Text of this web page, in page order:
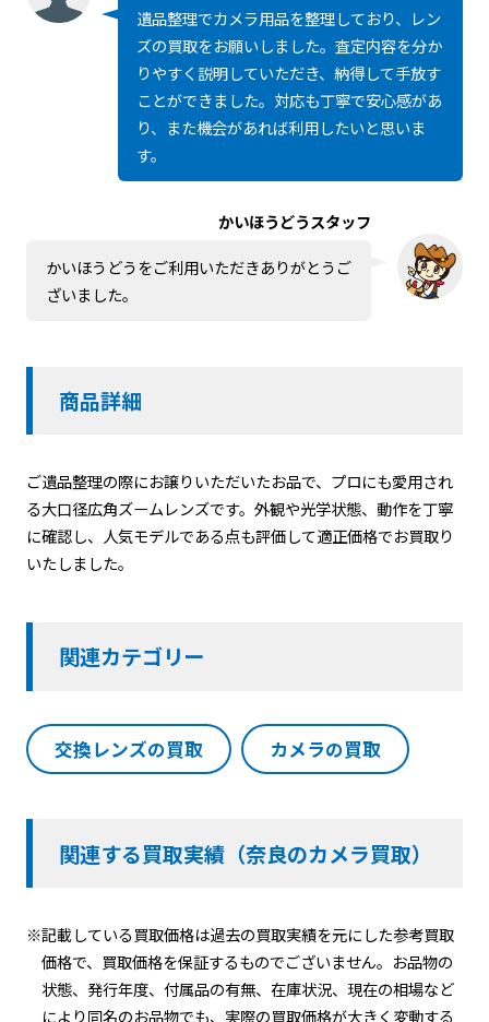
遺品整理でカメラ用品を整理しており、レン
ズの買取をお願いしました。査定内容を分か
りやすく説明していただき、納得して手放す
ことができました。対応も丁寧で安心感があ
り、また機会があれば利用したいと思いま
す。
かいほうどうスタッフ
かいほうどうをご利用いただきありがとうご
ざいました。
商品詳細
ご遺品整理の際にお譲りいただいたお品で、プロにも愛用され
る大口径広角ズームレンズです。外観や光学状態、動作を丁寧
に確認し、人気モデルである点も評価して適正価格でお買取り
いたしました。
関連カテゴリー
交換レンズの買取 カメラの買取
関連する買取実績（奈良のカメラ買取）
※記載している買取価格は過去の買取実績を元にした参考買取
価格で、買取価格を保証するものでございません。お品物の
状態、発行年度、付属品の有無、在庫状況、現在の相場など
により同名のお品物でも、実際の買取価格が大きく変動する